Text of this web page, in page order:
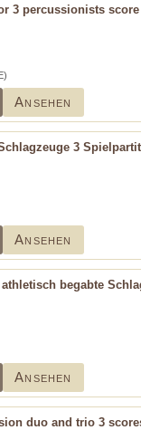
3 percussionists score
Ansehen
3
Ansehen
begabte
Ansehen
duo and trio 3